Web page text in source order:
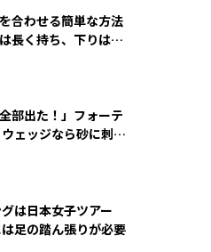
合わせる簡単な方法
長く持ち、下りは短
部出た！」フォーテ
ェッジなら砂に刺さ
は日本女子ツアー
るには足の踏ん張りが必要